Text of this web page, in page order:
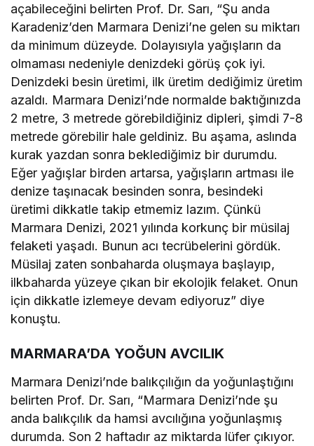
açabileceğini belirten Prof. Dr. Sarı, “Şu anda
Karadeniz’den Marmara Denizi’ne gelen su miktarı
da minimum düzeyde. Dolayısıyla yağışların da
olmaması nedeniyle denizdeki görüş çok iyi.
Denizdeki besin üretimi, ilk üretim dediğimiz üretim
azaldı. Marmara Denizi’nde normalde baktığınızda
2 metre, 3 metrede görebildiğiniz dipleri, şimdi 7-8
metrede görebilir hale geldiniz. Bu aşama, aslında
kurak yazdan sonra beklediğimiz bir durumdu.
Eğer yağışlar birden artarsa, yağışların artması ile
denize taşınacak besinden sonra, besindeki
üretimi dikkatle takip etmemiz lazım. Çünkü
Marmara Denizi, 2021 yılında korkunç bir müsilaj
felaketi yaşadı. Bunun acı tecrübelerini gördük.
Müsilaj zaten sonbaharda oluşmaya başlayıp,
ilkbaharda yüzeye çıkan bir ekolojik felaket. Onun
için dikkatle izlemeye devam ediyoruz” diye
konuştu.
MARMARA’DA YOĞUN AVCILIK
Marmara Denizi’nde balıkçılığın da yoğunlaştığını
belirten Prof. Dr. Sarı, “Marmara Denizi’nde şu
anda balıkçılık da hamsi avcılığına yoğunlaşmış
durumda. Son 2 haftadır az miktarda lüfer çıkıyor.